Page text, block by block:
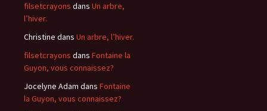
filsetcrayons dans Un arbre,
l’hiver.
Christine dans Un arbre, l’hiver.
filsetcrayons dans Fontaine la
Guyon, vous connaissez?
Jocelyne Adam dans Fontaine
la Guyon, vous connaissez?